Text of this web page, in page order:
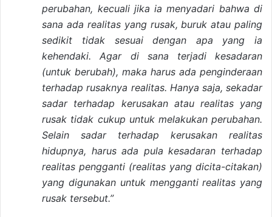
perubahan, kecuali jika ia menyadari bahwa di
sana ada realitas yang rusak, buruk atau paling
sedikit tidak sesuai dengan apa yang ia
kehendaki. Agar di sana terjadi kesadaran
(untuk berubah), maka harus ada penginderaan
terhadap rusaknya realitas. Hanya saja, sekadar
sadar terhadap kerusakan atau realitas yang
rusak tidak cukup untuk melakukan perubahan.
Selain sadar terhadap kerusakan realitas
hidupnya, harus ada pula kesadaran terhadap
realitas pengganti (realitas yang dicita-citakan)
yang digunakan untuk mengganti realitas yang
rusak tersebut.”